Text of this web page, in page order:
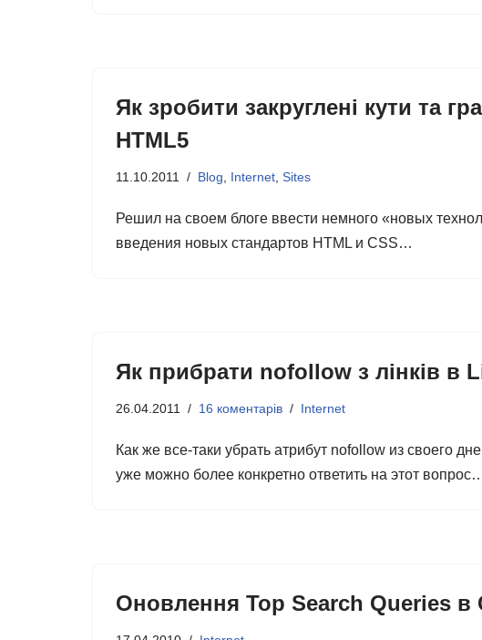
Як зробити закруглені кути та
HTML5
11.10.2011 Blog Internet Sites
Решил на своем блоге ввести немного «новых
введения новых стандартов HTML и CSS…
Як прибрати nofollow з лінків в
26.04.2011 16 коментарів Internet
Как же все-таки убрать атрибут nofollow из своего
уже можно более конкретно ответить на этот
Оновлення Top Search Queries в